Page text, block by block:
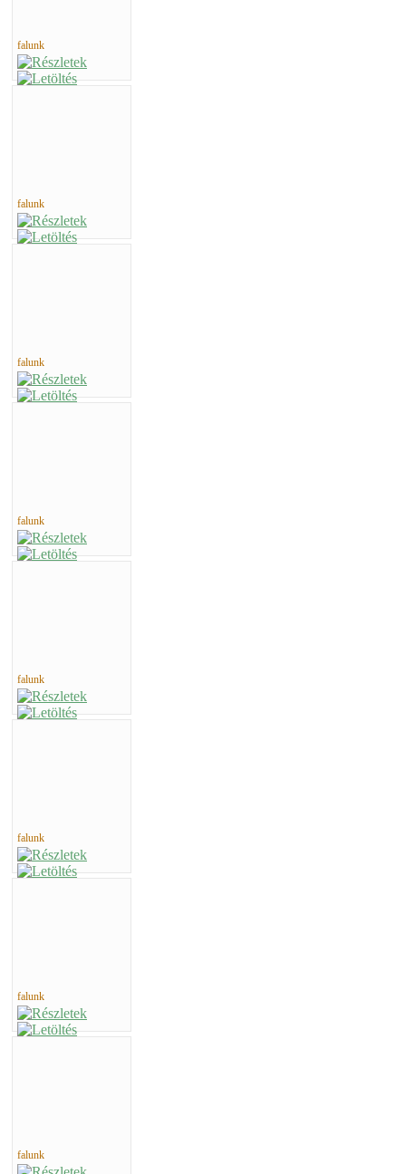
falunk
falunk
falunk
falunk
falunk
falunk
falunk
falunk